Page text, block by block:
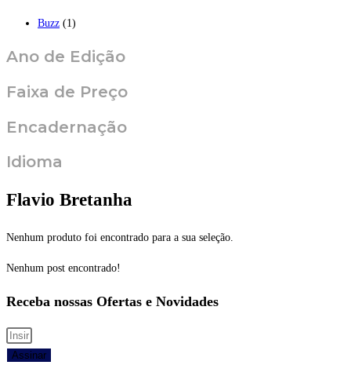
Buzz (1)
Ano de Edição
Faixa de Preço
Encadernação
Idioma
Flavio Bretanha
Nenhum produto foi encontrado para a sua seleção.
Nenhum post encontrado!
Receba nossas Ofertas e Novidades
Assinar